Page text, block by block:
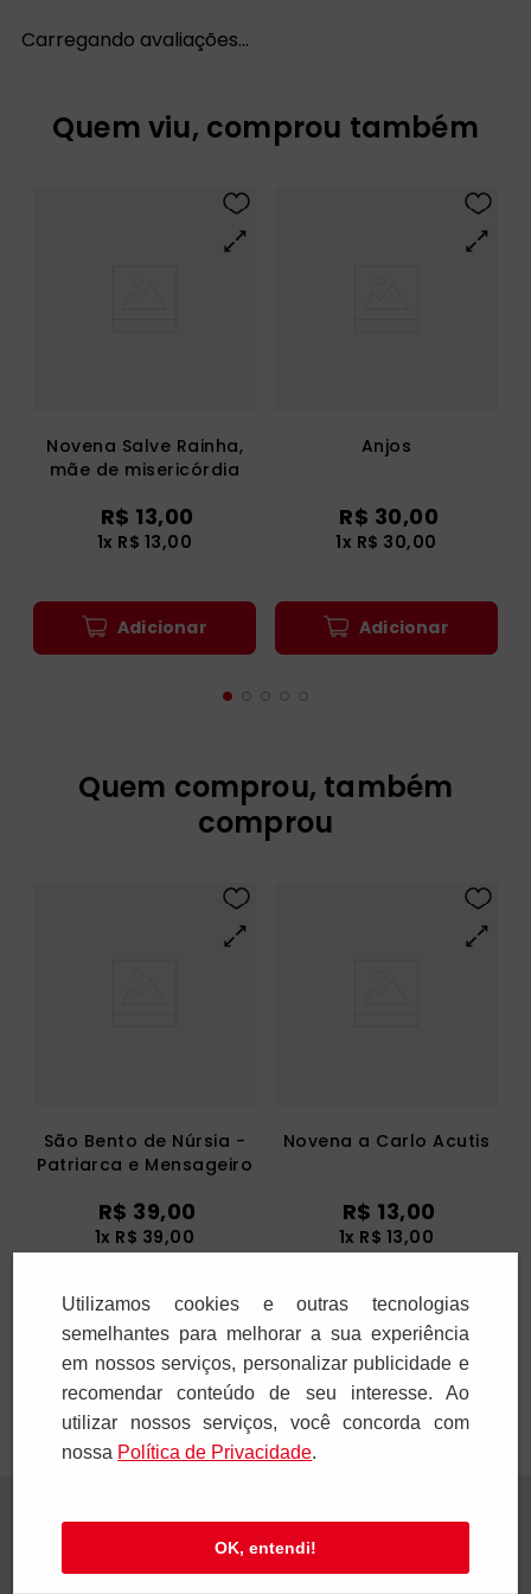
Carregando avaliações…
Quem viu, comprou também
Novena Salve Rainha,
mãe de misericórdia
R$ 13,00
1x R$ 13,00
Adicionar
Anjos
R$ 30,00
1x R$ 30,00
Adicionar
Quem comprou, também
comprou
São Bento de Núrsia -
Patriarca e Mensageiro
R$ 39,00
1x R$ 39,00
Adicionar
Novena a Carlo Acutis
R$ 13,00
1x R$ 13,00
Adicionar
Receba novidades
Preencha seus dados e receba novidades em
seu e-mail.
Utilizamos cookies e outras tecnologias
semelhantes para melhorar a sua experiência
em nossos serviços, personalizar publicidade e
recomendar conteúdo de seu interesse. Ao
utilizar nossos serviços, você concorda com
nossa Polí­tica de Privacidade.
OK, entendi!